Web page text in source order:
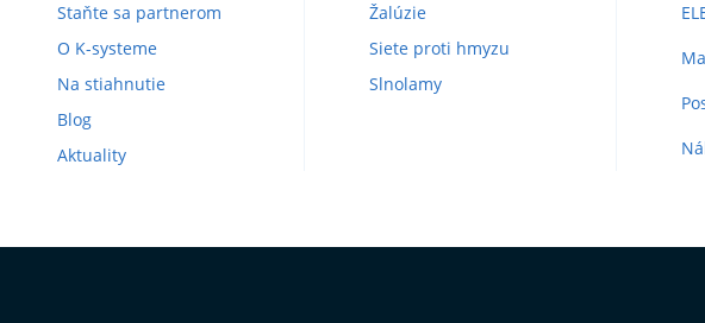
Staňte sa partnerom
O K-systeme
Na stiahnutie
Blog
Aktuality
Žalúzie
Siete proti hmyzu
Slnolamy